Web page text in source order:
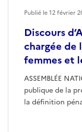
Discours
chargée de
femmes et
ASSEMBLÉE
publique de la
la définition
Publié le12 février